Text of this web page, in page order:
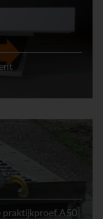
praktijkproef A50